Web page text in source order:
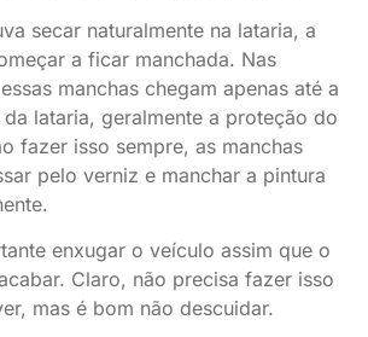
secar naturalmente na lataria, a
a ficar manchada. Nas
manchas chegam apenas até a
lataria, geralmente a proteção do
fazer isso sempre, as manchas
pelo verniz e manchar a pintura
enxugar o veículo assim que o
Claro, não precisa fazer isso
mas é bom não descuidar.